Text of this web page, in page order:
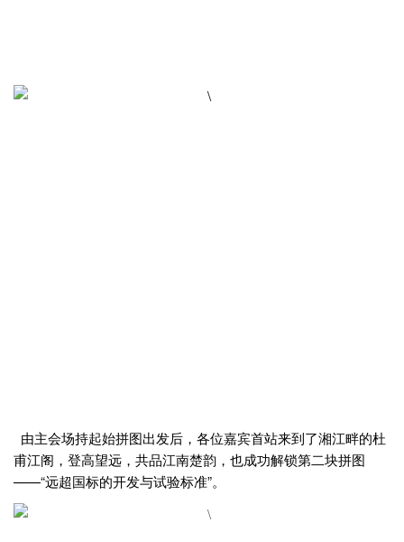
由主会场持起始拼图出发后，各位嘉宾首站来到了湘江畔的杜
甫江阁，登高望远，共品江南楚韵，也成功解锁第二块拼图
——“远超国标的开发与试验标准”。